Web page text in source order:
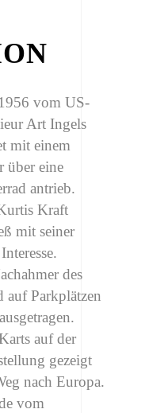
vom US-
Art Ingels
mit einem
über eine
antrieb.
Kraft
mit seiner
des
auf Parkplätzen
auf der
gezeigt
nach Europa.
vom